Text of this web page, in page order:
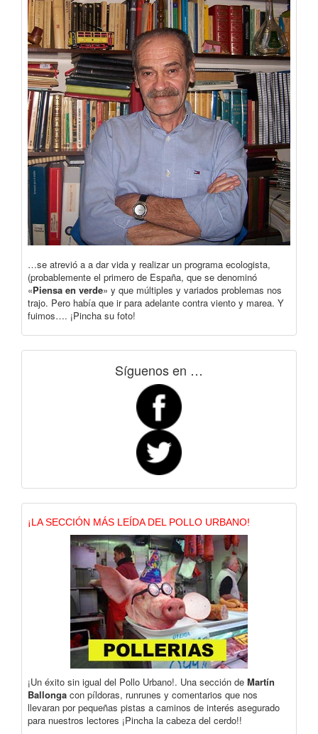
…se atrevió a a dar vida y realizar un programa ecologista,
(probablemente el primero de España, que se denominó
«Piensa en verde» y que múltiples y variados problemas nos
trajo. Pero había que ir para adelante contra viento y marea. Y
fuimos…. ¡Pincha su foto!
Síguenos en …
¡LA SECCIÓN MÁS LEÍDA DEL POLLO URBANO!
¡Un éxito sin igual del Pollo Urbano!. Una sección de Martín
Ballonga con píldoras, runrunes y comentarios que nos
llevaran por pequeñas pistas a caminos de interés asegurado
para nuestros lectores ¡Pincha la cabeza del cerdo!!